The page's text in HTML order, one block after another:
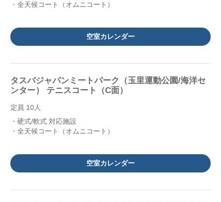
・全天候コート（オムニコート）
空室カレンダー
タスパジャパンミートパーク（玉里運動公園/海洋セ
ンター） テニスコート（C面）
定員 10人
・硬式/軟式 対応施設
・全天候コート（オムニコート）
空室カレンダー